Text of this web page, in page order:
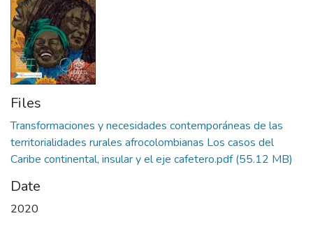
Files
Transformaciones y necesidades contemporáneas de las
territorialidades rurales afrocolombianas Los casos del
Caribe continental, insular y el eje cafetero.pdf(55.12 MB)
Date
2020